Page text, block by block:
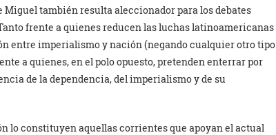
también resulta aleccionador para los debates
frente a quienes reducen las luchas latinoamericanas
entre imperialismo y nación (negando cualquier otro tipo
a quienes, en el polo opuesto, pretenden enterrar por
de la dependencia, del imperialismo y de su
lo constituyen aquellas corrientes que apoyan el actual